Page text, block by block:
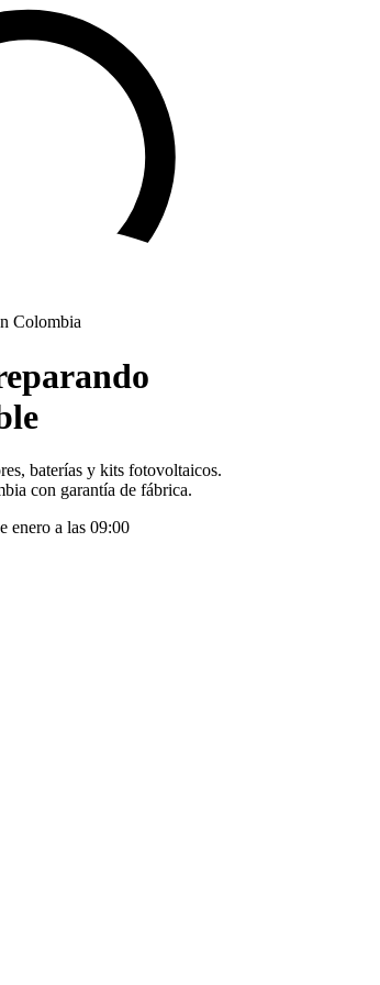
Colombia
baterías y kits fotovoltaicos.
con garantía de fábrica.
enero a las 09:00